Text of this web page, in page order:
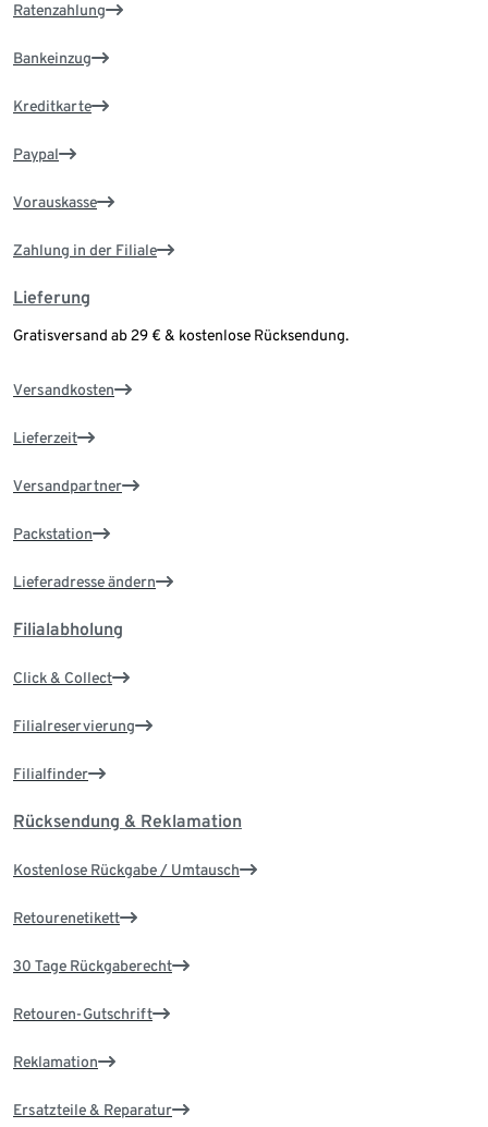
Ratenzahlung
Bankeinzug
Kreditkarte
Paypal
Vorauskasse
Zahlung in der Filiale
Lieferung
Gratisversand ab 29 € & kostenlose Rücksendung.
Versandkosten
Lieferzeit
Versandpartner
Packstation
Lieferadresse ändern
Filialabholung
Click & Collect
Filialreservierung
Filialfinder
Rücksendung & Reklamation
Kostenlose Rückgabe / Umtausch
Retourenetikett
30 Tage Rückgaberecht
Retouren-Gutschrift
Reklamation
Ersatzteile & Reparatur